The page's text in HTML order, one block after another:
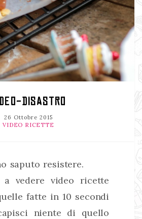
DISASTRO
26 Ottobre 2015
VIDEO RICETTE
saputo resistere.
a vedere video ricette
fatte in 10 secondi
niente di quello